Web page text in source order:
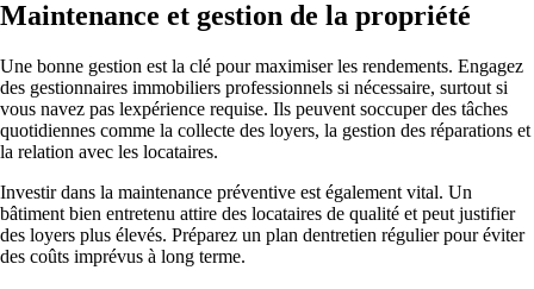
Maintenance et gestion de la propriété
Une bonne gestion est la clé pour maximiser les rendements. Engagez
des gestionnaires immobiliers professionnels si nécessaire, surtout si
vous navez pas lexpérience requise. Ils peuvent soccuper des tâches
quotidiennes comme la collecte des loyers, la gestion des réparations et
la relation avec les locataires.
Investir dans la maintenance préventive est également vital. Un
bâtiment bien entretenu attire des locataires de qualité et peut justifier
des loyers plus élevés. Préparez un plan dentretien régulier pour éviter
des coûts imprévus à long terme.